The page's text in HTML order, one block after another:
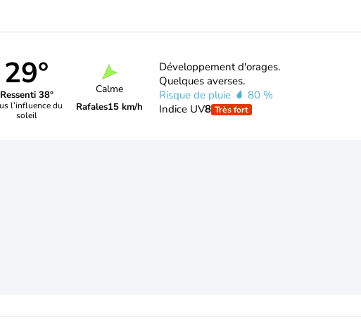
29°
Ressenti 38°
l’influence du
soleil
Calme
Rafales15 km/h
Développement d'orages.
Quelques averses.
Risque de pluie
80 %
Indice UV8 Très fort